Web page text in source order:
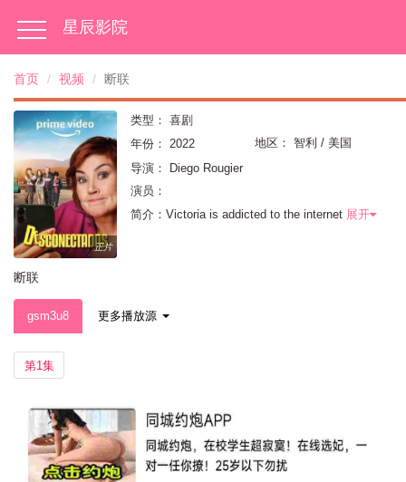
星辰影院
首页 视频 断联
正片
断联
类型：
喜剧
年份：
2022 地区：
智利 / 美国
导演：
Diego Rougier
演员：
简介：Victoria is addicted to the internet 展开
gsm3u8 更多播放源
第1集